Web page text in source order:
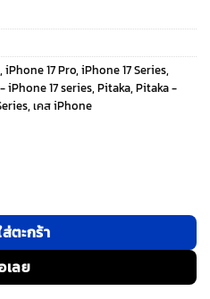
.
price
is:
2,285 ฿.
, iPhone 17 Pro, iPhone 17 Series,
iPhone 17 series, Pitaka, Pitaka -
, เคส iPhone
ส iPhone 17 Pro - สี Lucid Blue ชิ้น
ตะกร้า
เลย